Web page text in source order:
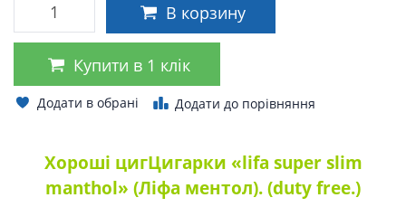
В корзину
Купити в 1 клік
Додати в обрані Додати до порівняння
Хороші цигЦигарки «lifa super slim
manthol» (Ліфа ментол). (duty free.)